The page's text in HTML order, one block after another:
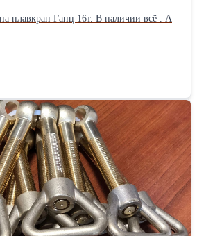
плавкран Ганц 16т. В наличии всё . А